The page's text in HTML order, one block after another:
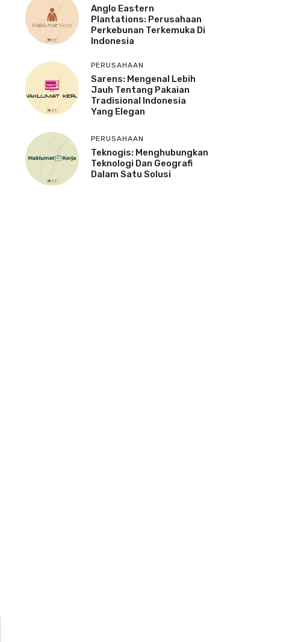
Anglo Eastern
Plantations: Perusahaan
Perkebunan Terkemuka Di
Indonesia
PERUSAHAAN
Sarens: Mengenal Lebih
Jauh Tentang Pakaian
Tradisional Indonesia
Yang Elegan
PERUSAHAAN
Teknogis: Menghubungkan
Teknologi Dan Geografi
Dalam Satu Solusi